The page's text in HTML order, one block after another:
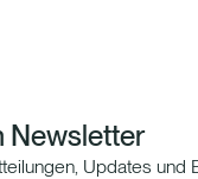
Newsletter
Updates und